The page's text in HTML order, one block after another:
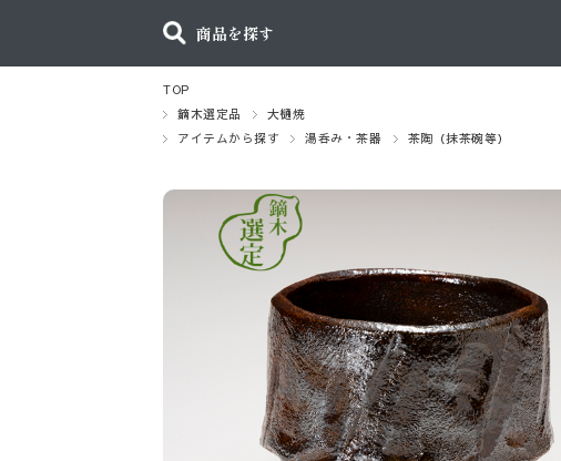
商品を探す
TOP
鏑木選定品
大樋焼
アイテムから探す
湯呑み・茶器 茶陶（抹茶碗等）